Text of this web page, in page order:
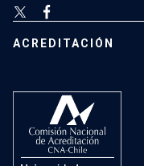
ACREDITACIÓN